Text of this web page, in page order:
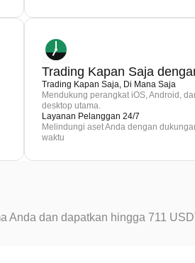
Trading Kapan Saja
Trading Kapan Saja, Di Mana Saja
Mendukung perangkat iOS, Android,
desktop utama.
Layanan Pelanggan 24/7
Melindungi aset Anda dengan
waktu
Anda dan dapatkan hingga 711